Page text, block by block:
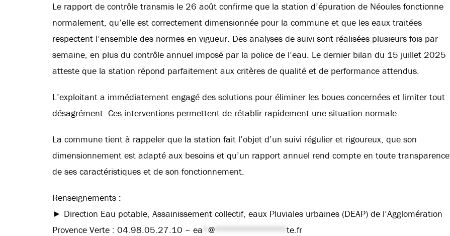
Le rapport de contrôle transmis le 26 août confirme que la station d’épuration de Néoules fonctionne
normalement, qu’elle est correctement dimensionnée pour la commune et que les eaux traitées
respectent l’ensemble des normes en vigueur. Des analyses de suivi sont réalisées plusieurs fois par
semaine, en plus du contrôle annuel imposé par la police de l’eau. Le dernier bilan du 15 juillet 2025
atteste que la station répond parfaitement aux critères de qualité et de performance attendus.
L’exploitant a immédiatement engagé des solutions pour éliminer les boues concernées et limiter tout
désagrément. Ces interventions permettent de rétablir rapidement une situation normale.
La commune tient à rappeler que la station fait l’objet d’un suivi régulier et rigoureux, que son
dimensionnement est adapté aux besoins et qu’un rapport annuel rend compte en toute transparence
de ses caractéristiques et de son fonctionnement.
Renseignements :
► Direction Eau potable, Assainissement collectif, eaux Pluviales urbaines (DEAP) de l’Agglomération
Provence Verte : 04.98.05.27.10 – ea @
te.fr